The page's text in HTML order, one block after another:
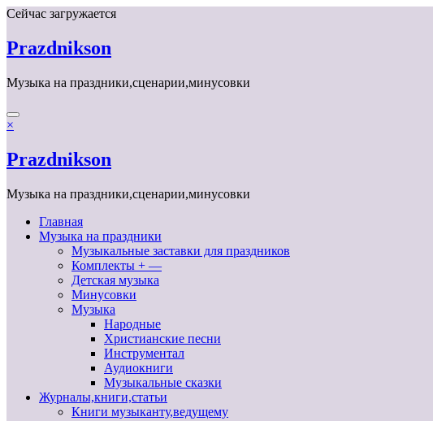
Перейти
содержимому
Сейчас загружается
Prazdnikson
Музыка на праздники,сценарии,минусовки
×
Prazdnikson
Музыка на праздники,сценарии,минусовки
Главная
Музыка на праздники
Музыкальные заставки для праздников
Комплекты + —
Детская музыка
Минусовки
Музыка
Народные
Христианские песни
Инструментал
Аудиокниги
Музыкальные сказки
Журналы,книги,статьи
Книги музыканту,ведущему